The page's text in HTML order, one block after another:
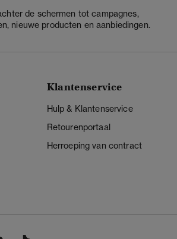
de schermen tot campagnes,
nieuwe producten en aanbiedingen.
Klantenservice
Hulp & Klantenservice
Retourenportaal
Herroeping van contract